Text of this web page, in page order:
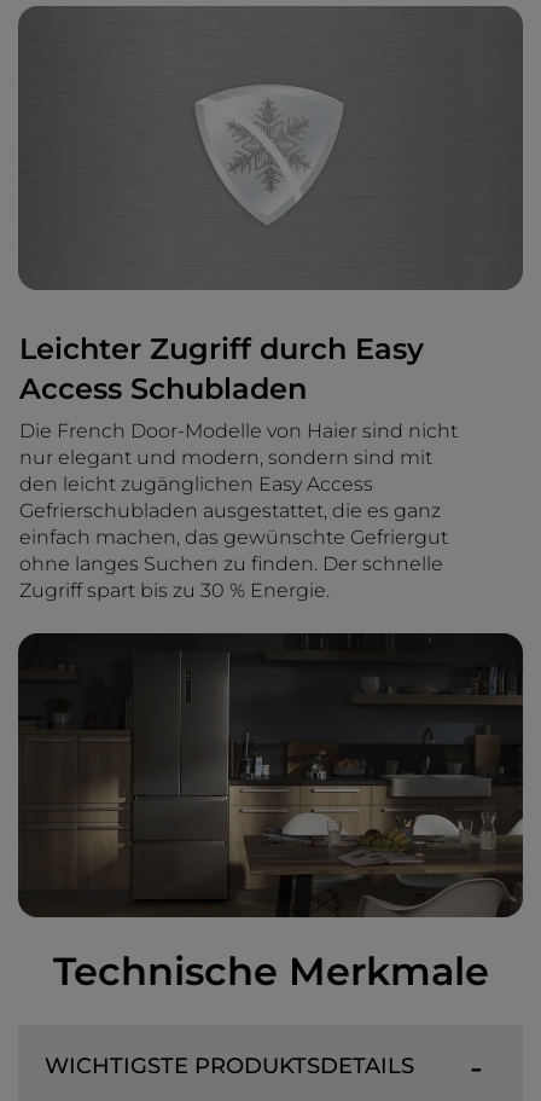
Leichter Zugriff durch Easy
Access Schubladen
Die French Door-Modelle von Haier sind nicht
nur elegant und modern, sondern sind mit
den leicht zugänglichen Easy Access
Gefrierschubladen ausgestattet, die es ganz
einfach machen, das gewünschte Gefriergut
ohne langes Suchen zu finden. Der schnelle
Zugriff spart bis zu 30 % Energie.
Technische Merkmale
WICHTIGSTE PRODUKTSDETAILS